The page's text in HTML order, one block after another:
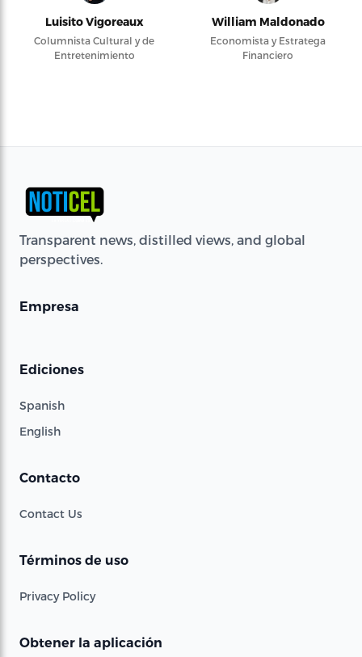
Luisito Vigoreaux
Columnista Cultural y de
Entretenimiento
William Maldonado
Economista y Estratega
Financiero
Transparent news, distilled views, and global
perspectives.
Empresa
Ediciones
Spanish
English
Contacto
Contact Us
Términos de uso
Privacy Policy
Obtener la aplicación